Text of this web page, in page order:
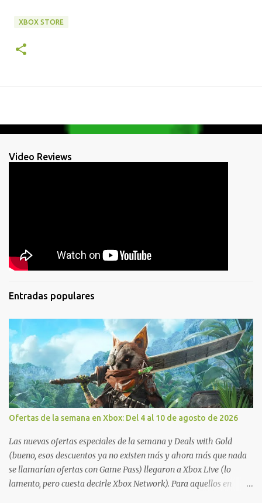
XBOX STORE
Video Reviews
Entradas populares
Ofertas de la semana en Xbox: Del 4 al 10 de agosto de 2026
Las nuevas ofertas especiales de la semana y Deals with Gold
(bueno, esos descuentos ya no existen más y ahora más que nada
se llamarían ofertas con Game Pass) llegaron a Xbox Live (lo
lamento, pero cuesta decirle Xbox Network). Para aquellos en